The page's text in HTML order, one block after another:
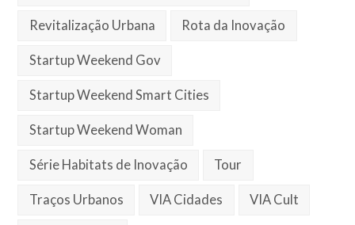
Revitalização Urbana Rota da Inovação
Startup Weekend Gov
Startup Weekend Smart Cities
Startup Weekend Woman
Série Habitats de Inovação Tour
Traços Urbanos VIA Cidades VIA Cult